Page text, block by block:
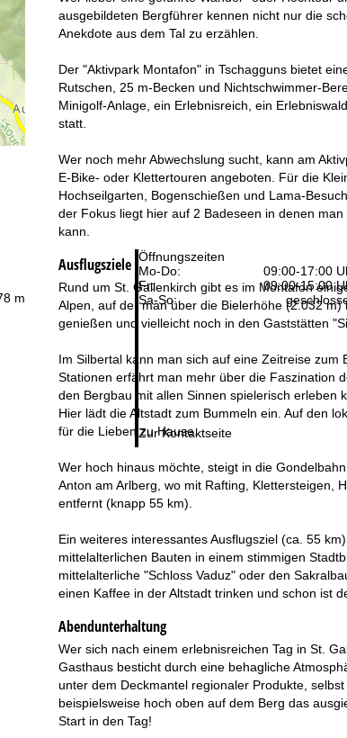
Öffnungszeiten
Mo-Do:
09:00-17:00
Fr:
09:00-15:00
Sa-So:
Zur Kontaktseite
m
ausgebildeten Bergführer kennen nicht nur die
Anekdote aus dem Tal zu erzählen.
Der "Aktivpark Montafon" in Tschagguns bietet
Rutschen, 25 m-Becken und Nichtschwimmer-
Minigolf-Anlage, ein Erlebnisreich, ein
statt.
Wer noch mehr Abwechslung sucht, kann am
E-Bike- oder Klettertouren angeboten. Für die
Hochseilgarten, Bogenschießen und Lama-
der Fokus liegt hier auf 2 Badeseen in denen
kann.
Ausflugsziele
Rund um St. Gallenkirch gibt es im Montafon
Alpen, auf der man über die Bielerhöhe (2.032
genießen und vielleicht noch in den Gaststätten
Im Silbertal kann man sich auf eine Zeitreise
Stationen erfährt man mehr über die Faszination
den Bergbau mit allen Sinnen spielerisch erleben
Hier lädt die Altstadt zum Bummeln ein. Auf den
für die Lieben zu Hause.
Wer hoch hinaus möchte, steigt in die
Anton am Arlberg, wo mit Rafting, Klettersteigen,
entfernt (knapp 55 km).
Ein weiteres interessantes Ausflugsziel (ca. 55
mittelalterlichen Bauten in einem stimmigen
mittelalterliche "Schloss Vaduz" oder den
einen Kaffee in der Altstadt trinken und schon ist
Abendunterhaltung
Wer sich nach einem erlebnisreichen Tag in St.
Gasthaus besticht durch eine behagliche
unter dem Deckmantel regionaler Produkte,
beispielsweise hoch oben auf dem Berg das
Start in den Tag!